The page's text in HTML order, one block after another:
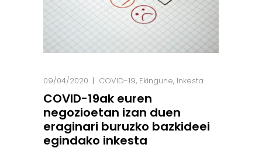
09/04/2020 COVID-19, Ekingune, Inkesta
COVID-19ak euren
negozioetan izan duen
eraginari buruzko bazkideei
egindako inkesta